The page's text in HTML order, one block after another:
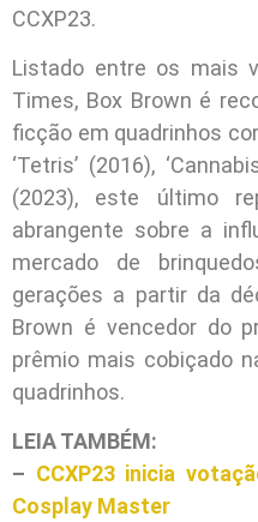
CCXP23.
Listado entre os mais
Times, Box Brown é
ficção em quadrinhos
‘Tetris’ (2016),
(2023), este último
abrangente sobre a
mercado de
gerações a partir da
Brown é vencedor do
prêmio mais cobiçado
quadrinhos.
LEIA TAMBÉM:
– CCXP23 inicia
Cosplay Master